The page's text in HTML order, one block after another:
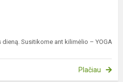
Susitikome ant kilimėlio – YOGA
Plačiau